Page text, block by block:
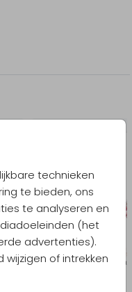
technieken
te bieden, ons
te analyseren en
(het
advertenties).
of intrekken